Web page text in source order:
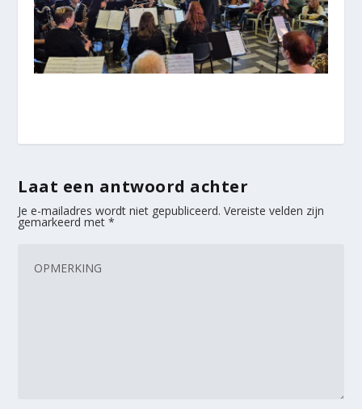
Laat een antwoord achter
Je e-mailadres wordt niet gepubliceerd. Vereiste velden zijn
gemarkeerd met*